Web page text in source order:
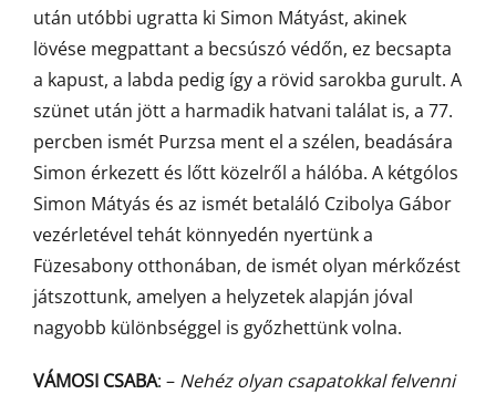
után utóbbi ugratta ki Simon Mátyást, akinek
lövése megpattant a becsúszó védőn, ez becsapta
a kapust, a labda pedig így a rövid sarokba gurult. A
szünet után jött a harmadik hatvani találat is, a 77.
percben ismét Purzsa ment el a szélen, beadására
Simon érkezett és lőtt közelről a hálóba. A kétgólos
Simon Mátyás és az ismét betaláló Czibolya Gábor
vezérletével tehát könnyedén nyertünk a
Füzesabony otthonában, de ismét olyan mérkőzést
játszottunk, amelyen a helyzetek alapján jóval
nagyobb különbséggel is győzhettünk volna.
VÁMOSI CSABA: – Nehéz olyan csapatokkal felvenni